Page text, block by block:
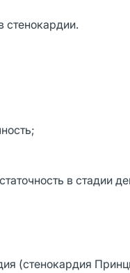
в стадии
(стенокардия